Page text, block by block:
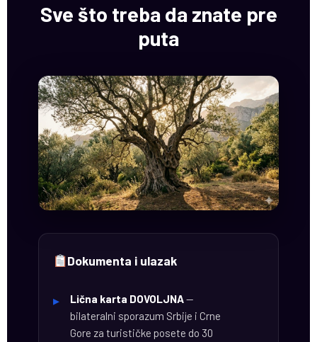
Sve što treba da znate pre
puta
Dokumenta i ulazak
Lična karta DOVOLJNA—
bilateralni sporazum Srbije i Crne
Gore za turističke posete do 30